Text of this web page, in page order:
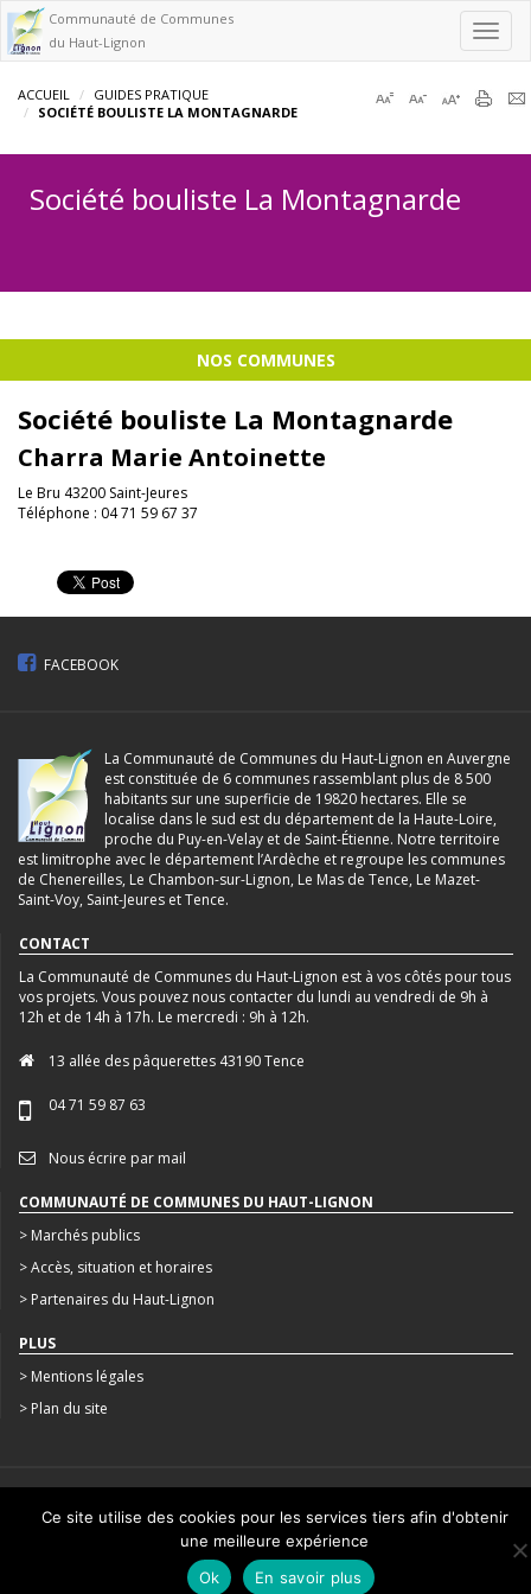
Communauté de Communes
du Haut-Lignon
ACCUEIL
GUIDES PRATIQUE
SOCIÉTÉ BOULISTE LA MONTAGNARDE
Société bouliste La Montagnarde
NOS COMMUNES
Société bouliste La Montagnarde
Charra Marie Antoinette
Le Bru 43200 Saint-Jeures
Téléphone : 04 71 59 67 37
FACEBOOK
La Communauté de Communes du Haut-Lignon en Auvergne
est constituée de 6 communes rassemblant plus de 8 500
habitants sur une superficie de 19820 hectares. Elle se
localise dans le sud est du département de la Haute-Loire,
proche du Puy-en-Velay et de Saint-Étienne. Notre territoire
est limitrophe avec le département l’Ardèche et regroupe les communes
de Chenereilles, Le Chambon-sur-Lignon, Le Mas de Tence, Le Mazet-
Saint-Voy, Saint-Jeures et Tence.
CONTACT
La Communauté de Communes du Haut-Lignon est à vos côtés pour tous
vos projets. Vous pouvez nous contacter du lundi au vendredi de 9h à
12h et de 14h à 17h. Le mercredi : 9h à 12h.
13 allée des pâquerettes 43190 Tence
04 71 59 87 63
Nous écrire par mail
COMMUNAUTÉ DE COMMUNES DU HAUT-LIGNON
> Marchés publics
> Accès, situation et horaires
> Partenaires du Haut-Lignon
PLUS
> Mentions légales
> Plan du site
CRÉATION : AGENCE STUDIO N°3
Ce site utilise des cookies pour les services tiers afin d'obtenir
une meilleure expérience
Ok
En savoir plus